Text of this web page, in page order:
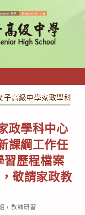
子高級中學家政學科中
政學科中心
課綱工作任
習歷程檔案
敬請家政教
/ 教師研習